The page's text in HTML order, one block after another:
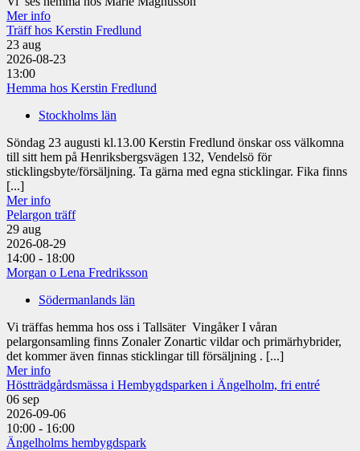
Mer info
Träff hos Kerstin Fredlund
23 aug
2026-08-23
13:00
Hemma hos Kerstin Fredlund
Stockholms län
Söndag 23 augusti kl.13.00 Kerstin Fredlund önskar oss välkomna
till sitt hem på Henriksbergsvägen 132, Vendelsö för
sticklingsbyte/försäljning. Ta gärna med egna sticklingar. Fika finns
[...]
Mer info
Pelargon träff
29 aug
2026-08-29
14:00 - 18:00
Morgan o Lena Fredriksson
Södermanlands län
Vi träffas hemma hos oss i Tallsäter Vingåker I våran
pelargonsamling finns Zonaler Zonartic vildar och primärhybrider,
det kommer även finnas sticklingar till försäljning . [...]
Mer info
Höstträdgårdsmässa i Hembygdsparken i Ängelholm, fri entré
06 sep
2026-09-06
10:00 - 16:00
Ängelholms hembygdspark